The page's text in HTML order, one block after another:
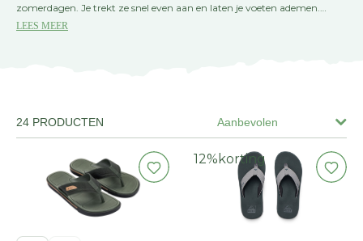
zomerdagen. Je trekt ze snel even aan en laten je voeten ademen.
Heerlijk om ze aan te trekken naar zee, op de camping of tijdens je
LEES MEER
Aanbevolen
24 PRODUCTEN
12% korting